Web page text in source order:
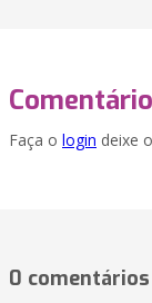
Faça o login deixe
0 comentários